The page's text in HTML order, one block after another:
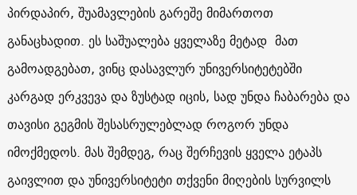
პირდაპირ, შუამავლების გარეშე მიმართოთ
განაცხადით. ეს საშუალება ყველაზე მეტად მათ
გამოადგებათ, ვინც დასავლურ უნივერსიტეტებში
კარგად ერკვევა და ზუსტად იცის, სად უნდა ჩაბარება და
თავისი გეგმის შესასრულებლად როგორ უნდა
იმოქმედოს. მას შემდეგ, რაც შერჩევის ყველა ეტაპს
გაივლით და უნივერსიტეტი თქვენი მიღების სურვილს